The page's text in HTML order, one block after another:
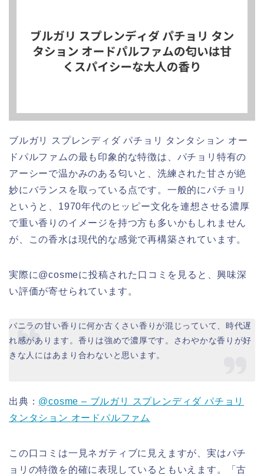
ブルガリ スプレンディダ パチョリ タンタション オー
ドパルファムの最も印象的な特徴は、パチョリ特有の
アーシーで温かみのある匂いと、洗練された甘さが絶
妙にバランスを取っている点です。一般的にパチョリ
というと、1970年代のヒッピー文化を連想させる濃厚
で重い香りのイメージを持つ方も多いかもしれません
が、この香水は現代的な感覚で再構築されています。
実際に@cosmeに投稿された口コミを見ると、興味深
い評価が寄せられています。
バニラの甘い香りに何か古くさい香りが混じっていて、時代遅
れ感があります。香りは強めで濃厚です。さわやかな香りが好
きな人にはあまり合わないと思います。
出典： @cosme – ブルガリ スプレンディダ パチョリ
タンタション オードパルファム
この口コミは一見ネガティブに見えますが、実はパチ
ョリの特徴を的確に表現しているともいえます。「古